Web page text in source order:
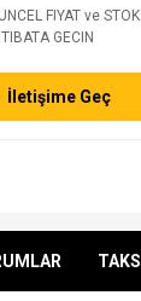
FIYAT ve
GECIN
İletişime Geç